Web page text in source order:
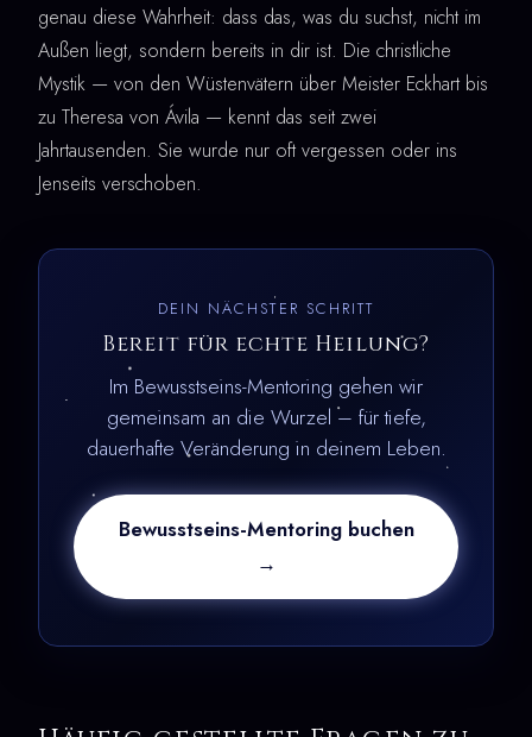
genau diese Wahrheit: dass das, was du suchst, nicht im
Außen liegt, sondern bereits in dir ist. Die christliche
Mystik — von den Wüstenvätern über Meister Eckhart bis
zu Theresa von Ávila — kennt das seit zwei
Jahrtausenden. Sie wurde nur oft vergessen oder ins
Jenseits verschoben.
DEIN NÄCHSTER SCHRITT
Bereit für echte Heilung?
Im Bewusstseins-Mentoring gehen wir
gemeinsam an die Wurzel – für tiefe,
dauerhafte Veränderung in deinem Leben.
Bewusstseins-Mentoring buchen
→